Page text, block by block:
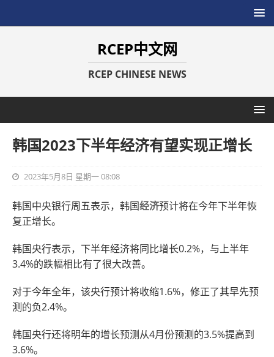
RCEP中文网
RCEP CHINESE NEWS
韩国2023下半年经济有望实现正增长
2023年5月8日 星期一 08:08
韩国中央银行周五表示，韩国经济预计将在今年下半年恢
复正增长。
韩国央行表示，下半年经济将同比增长0.2%，与上半年
3.4%的跌幅相比有了很大改善。
对于今年全年，该央行预计将收缩1.6%，修正了其早先预
测的负2.4%。
韩国央行还将明年的增长预测从4月份预测的3.5%提高到
3.6%。